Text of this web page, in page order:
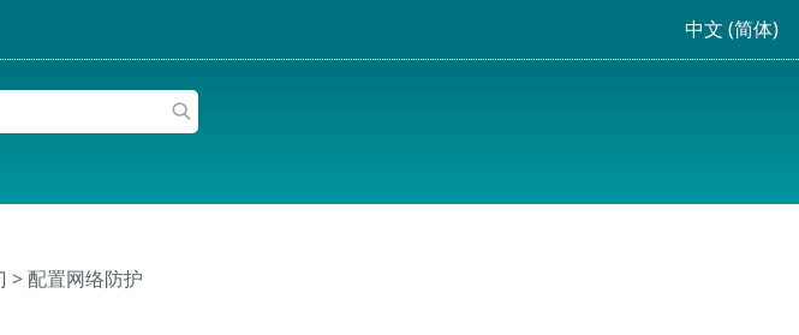
中文 (简体)
> 配置网络防护